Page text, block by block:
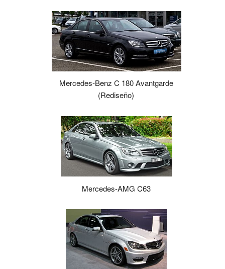
Mercedes-Benz C 180 Avantgarde
(Rediseño)
Mercedes-AMG C63